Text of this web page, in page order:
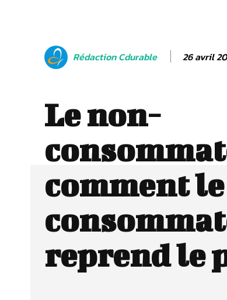
Rédaction Cdurable 26 avril
Le non-
comment le
reprend le